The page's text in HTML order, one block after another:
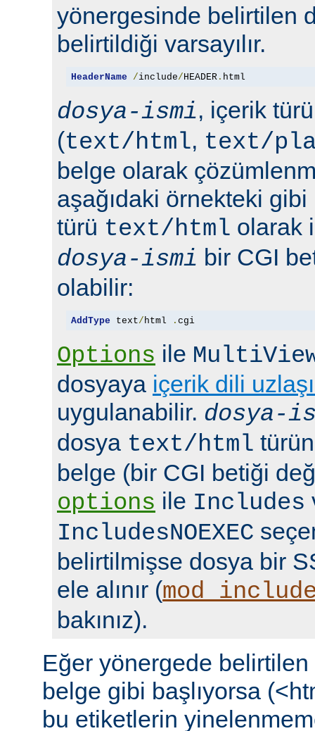
yönergesinde belirtilen
belirtildiği varsayılır.
HeaderName /include/ HEADER. html
dosya-ismi, içerik
(text/html, text/
belge olarak
aşağıdaki örnekteki
türü text/html olarak
dosya-ismi bir CGI
olabilir:
AddType text/ html . cgi
Options ile
dosyaya içerik dili
uygulanabilir. dosya-
dosya text/html
belge (bir CGI betiği
options ile Includes
IncludesNOEXEC
belirtilmişse dosya bir
ele alınır (
bakınız).
Eğer yönergede
belge gibi başlıyorsa
bu etiketlerin